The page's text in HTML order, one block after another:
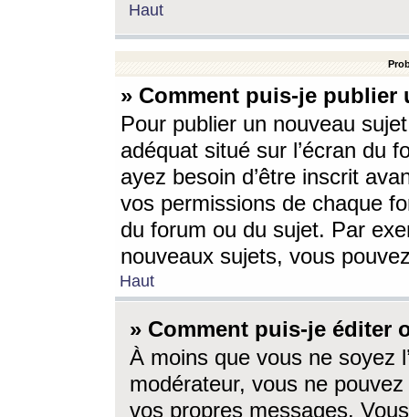
Haut
» Comment puis-je
Pour publier un nouveau
adéquat situé sur l’écran du
ayez besoin d’être inscrit
vos permissions de chaque
du forum ou du sujet. Par
nouveaux sujets, vous
Haut
» Comment puis-je éditer
À moins que vous ne soyez
modérateur, vous ne
vos propres messages.